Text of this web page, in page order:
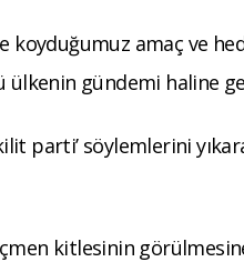
amaç ve
ülkenin gündemi haline
parti’ söylemlerini
kitlesinin